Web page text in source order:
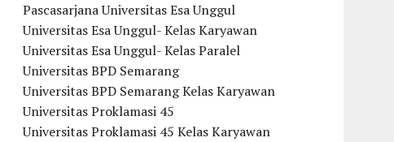
Pascasarjana Universitas Esa Unggul
Universitas Esa Unggul- Kelas Karyawan
Universitas Esa Unggul- Kelas Paralel
Universitas BPD Semarang
Universitas BPD Semarang Kelas Karyawan
Universitas Proklamasi 45
Universitas Proklamasi 45 Kelas Karyawan